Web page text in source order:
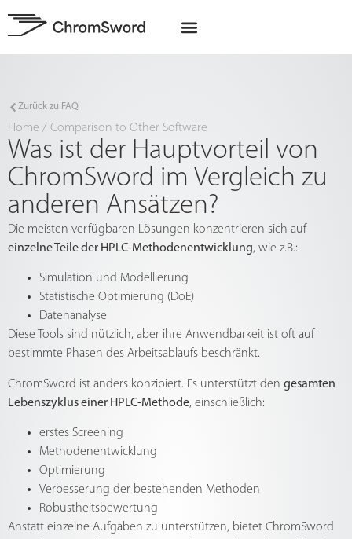
Zurück zu FAQ
Home / Comparison to Other Software
Was ist der Hauptvorteil von
ChromSword im Vergleich zu
anderen Ansätzen?
Die meisten verfügbaren Lösungen konzentrieren sich auf
einzelne Teile der HPLC-Methodenentwicklung, wie z.B.:
Simulation und Modellierung
Statistische Optimierung (DoE)
Datenanalyse
Diese Tools sind nützlich, aber ihre Anwendbarkeit ist oft auf
bestimmte Phasen des Arbeitsablaufs beschränkt.
ChromSword ist anders konzipiert. Es unterstützt den gesamten
Lebenszyklus einer HPLC-Methode, einschließlich:
erstes Screening
Methodenentwicklung
Optimierung
Verbesserung der bestehenden Methoden
Robustheitsbewertung
Anstatt einzelne Aufgaben zu unterstützen, bietet ChromSword